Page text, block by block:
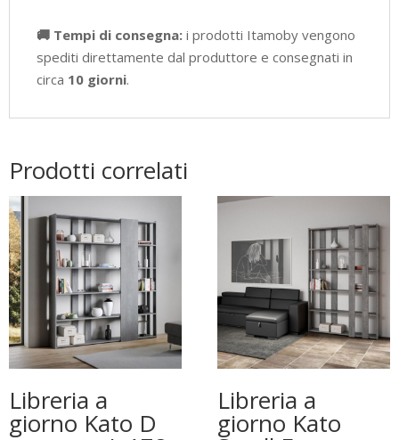
🚚 Tempi di consegna: i prodotti Itamoby vengono
spediti direttamente dal produttore e consegnati in
circa 10 giorni.
Prodotti correlati
Libreria a
giorno Kato D
Libreria a
giorno Kato